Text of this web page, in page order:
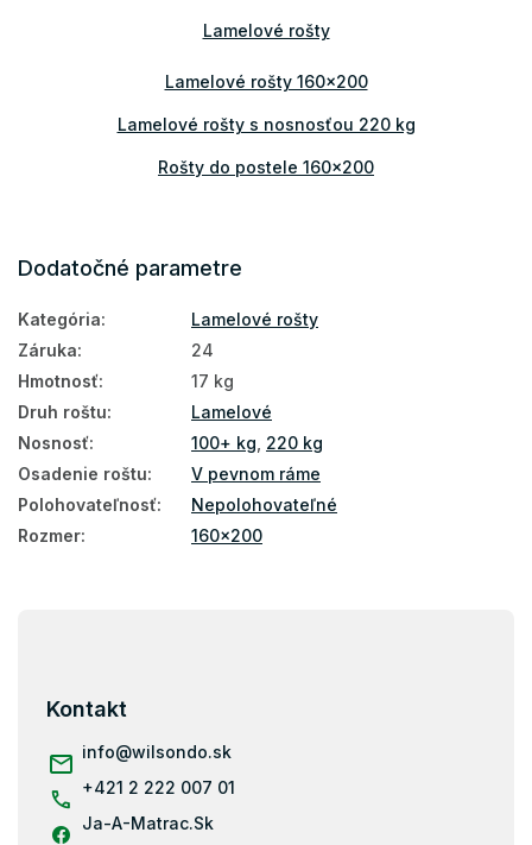
Lamelové rošty
Lamelové rošty 160x200
Lamelové rošty s nosnosťou 220 kg
Rošty do postele 160x200
Dodatočné parametre
Kategória:
Lamelové rošty
Záruka:
24
Hmotnosť:
17 kg
Druh roštu:
Lamelové
Nosnosť: 100+ kg 220 kg
Osadenie roštu:
V pevnom ráme
Polohovateľnosť:
Nepolohovateľné
Rozmer: 160x200
Kontakt
info@wilsondo.sk
+421 2 222 007 01
Ja-A-Matrac.Sk